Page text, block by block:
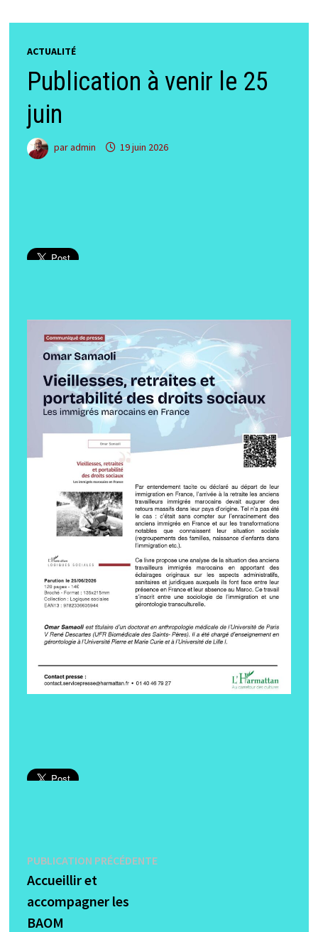
ACTUALITÉ
Publication à venir le 25
juin
paradmin 19 juin 2026
Navigation
de
l’article
PUBLICATION PRÉCÉDENTEPublication
Accueillir et
accompagner les
BAOM